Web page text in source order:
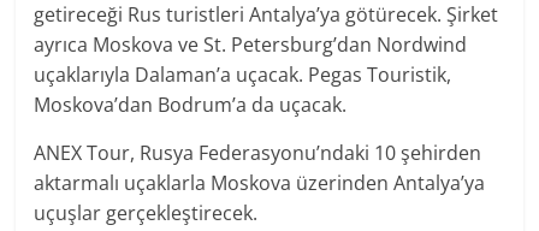
getireceği Rus turistleri Antalya’ya götürecek. Şirket
ayrıca Moskova ve St. Petersburg’dan Nordwind
uçaklarıyla Dalaman’a uçacak. Pegas Touristik,
Moskova’dan Bodrum’a da uçacak.
ANEX Tour, Rusya Federasyonu’ndaki 10 şehirden
aktarmalı uçaklarla Moskova üzerinden Antalya’ya
uçuşlar gerçekleştirecek.